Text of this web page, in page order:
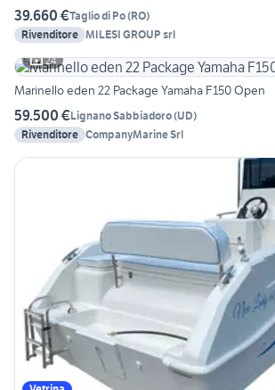
39.660 €Taglio di Po(RO)
Rivenditore MILESI GROUP srl
24
Marinello eden 22 Package Yamaha F150 Open
59.500 €Lignano Sabbiadoro(UD)
Rivenditore CompanyMarine Srl